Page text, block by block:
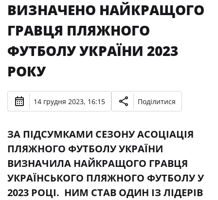
ВИЗНАЧЕНО НАЙКРАЩОГО
ГРАВЦЯ ПЛЯЖНОГО
ФУТБОЛУ УКРАЇНИ 2023
РОКУ
14 грудня 2023, 16:15 Поділитися
ЗА ПІДСУМКАМИ СЕЗОНУ АСОЦІАЦІЯ
ПЛЯЖНОГО ФУТБОЛУ УКРАЇНИ
ВИЗНАЧИЛА НАЙКРАЩОГО ГРАВЦЯ
УКРАЇНСЬКОГО ПЛЯЖНОГО ФУТБОЛУ У
2023 РОЦІ. НИМ СТАВ ОДИН ІЗ ЛІДЕРІВ